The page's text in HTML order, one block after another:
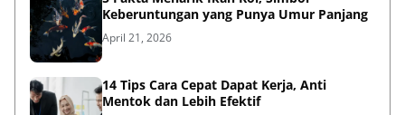
Keberuntungan yang Punya Umur Panjang
April 21, 2026
14 Tips Cara Cepat Dapat Kerja, Anti
Mentok dan Lebih Efektif